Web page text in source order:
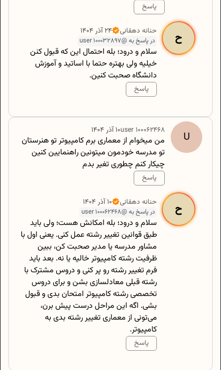
پاسخ
ح حنانه دهقانی ۲۴ آذر ۱۴۰۴
در پاسخ به @user 100032897
سلام و درود؛ بله احتمال این که قبول کنن
خیلیه ولی بهتره حتما با اساتید و آموزش
دانشگاه صحبت کنین.
پاسخ
U
user100062468 ۱۰ آذر ۱۴۰۴
من میخوام از معماری برم کامپیوتر تو هنرستان
تو مدرسه خودمون میتونین راهنمایین کنین
چیکار کنم چطوری تغیر بدم
پاسخ
ح حنانه دهقانی ۱۰ آذر ۱۴۰۴
در پاسخ به @user 100062468
سلام و درود؛ بله امکانش هست؛ ولی باید
طبق قوانین تغییر رشته عمل کنی. یعنی اول با
مشاور مدرسه یا مدیر صحبت کن، ببین
ظرفیت رشته کامپیوتر خالیه یا نه. بعد باید
فرم تغییر رشته رو پر کنی و دروس مشترک با
رشته قبلی معادلسازی بشن و برای دروس
تخصصی رشته کامپیوتر امتحان بدی و قبول
بشی. اگه این مراحل درست پیش برن،
می‌تونی از معماری تغییر رشته بدی به
کامپیوتر.
پاسخ